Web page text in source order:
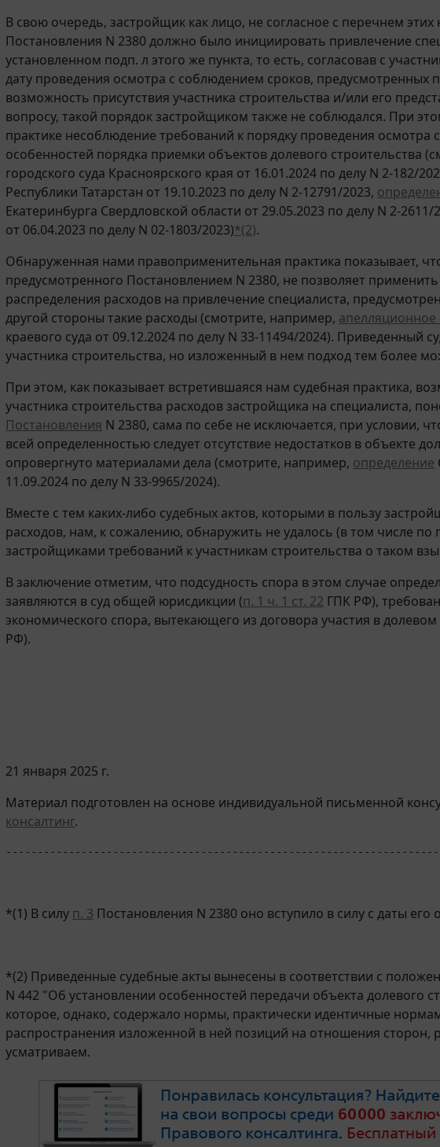
В свою очередь, застройщик как лицо, не согласное с перечнем этих
Постановления N 2380 должно было инициировать привлечение
установленном подп. л этого же пункта, то есть, согласовав с
дату проведения осмотра с соблюдением сроков, предусмотренных
возможность присутствия участника строительства и/или его
вопросу, такой порядок застройщиком также не соблюдался. При
практике несоблюдение требований к порядку проведения осмотра
особенностей порядка приемки объектов долевого строительства
городского суда Красноярского края от 16.01.2024 по делу N 2-182/
Республики Татарстан от 19.10.2023 по делу N 2-12791/2023,
Екатеринбурга Свердловской области от 29.05.2023 по делу N 2-2611/
от 06.04.2023 по делу N 02-1803/2023)*(2).
Обнаруженная нами правоприменительная практика показывает,
предусмотренного Постановлением N 2380, не позволяет
распределения расходов на привлечение специалиста,
другой стороны такие расходы (смотрите, например,
краевого суда от 09.12.2024 по делу N 33-11494/2024). Приведенный
участника строительства, но изложенный в нем подход тем более
При этом, как показывает встретившаяся нам судебная практика,
участника строительства расходов застройщика на специалиста,
Постановления N 2380, сама по себе не исключается, при условии,
всей определенностью следует отсутствие недостатков в объекте
опровергнуто материалами дела (смотрите, например, определение
11.09.2024 по делу N 33-9965/2024).
Вместе с тем каких-либо судебных актов, которыми в пользу
расходов, нам, к сожалению, обнаружить не удалось (в том числе
застройщиками требований к участникам строительства о таком
В заключение отметим, что подсудность спора в этом случае
заявляются в суд общей юрисдикции (п. 1 ч. 1 ст. 22 ГПК РФ),
экономического спора, вытекающего из договора участия в
РФ).
21 января 2025 г.
Материал подготовлен на основе индивидуальной письменной
консалтинг.
*(1) В силу п. 3 Постановления N 2380 оно вступило в силу с даты его
*(2) Приведенные судебные акты вынесены в соответствии с
N 442 "Об установлении особенностей передачи объекта долевого
которое, однако, содержало нормы, практически идентичные
распространения изложенной в ней позиций на отношения
усматриваем.